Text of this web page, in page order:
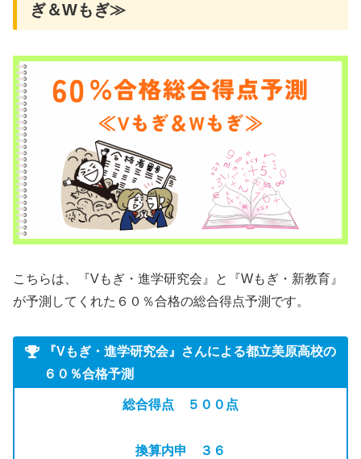
ぎ＆Wもぎ≫
こちらは、『Vもぎ・進学研究会』と『Wもぎ・新教育』
が予測してくれた６０％合格の総合得点予測です。
『Vもぎ・進学研究会』さんによる都立美原高校の
６０％合格予測
総合得点 ５００点
換算内申 ３６